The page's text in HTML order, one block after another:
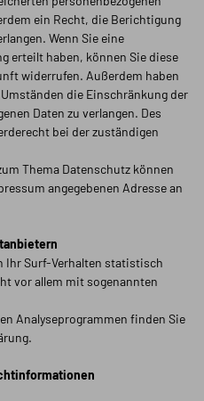
ein Recht, die Berichtigung
Wenn Sie eine
erteilt haben, können Sie diese
widerrufen. Außerdem haben
die Einschränkung der
Daten zu verlangen. Des
bei der zuständigen
Thema Datenschutz können
angegebenen Adresse an
Ihr Surf-Verhalten statistisch
vor allem mit sogenannten
Analyseprogrammen finden Sie